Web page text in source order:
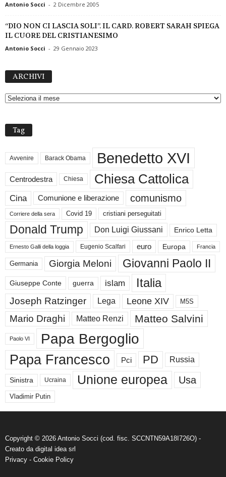
Antonio Socci - 2 Dicembre 2005
“DIO NON CI LASCIA SOLI”. IL CARD. ROBERT SARAH SPIEGA
IL CUORE DEL CRISTIANESIMO
Antonio Socci - 29 Gennaio 2023
ARCHIVI
H
Tag
Avvenire Barack Obama Benedetto XVI
Centrodestra Chiesa Chiesa Cattolica
Cina Comunione e liberazione comunismo
Corriere della sera Covid 19 cristiani perseguitati
Donald Trump Don Luigi Giussani Enrico Letta
Ernesto Galli della loggia Eugenio Scalfari euro Europa Francia
Germania Giorgia Meloni Giovanni Paolo II
Giuseppe Conte guerra islam Italia
Joseph Ratzinger Lega Leone XIV M5S
Mario Draghi Matteo Renzi Matteo Salvini
Paolo VI Papa Bergoglio
Papa Francesco Pci PD Russia
Sinistra Ucraina Unione europea Usa
Vladimir Putin
Copyright © 2026 Antonio Socci (cod. fisc. SCCNTN59A18I726O) -
Creato da digital idea srl
Privacy - Cookie Policy